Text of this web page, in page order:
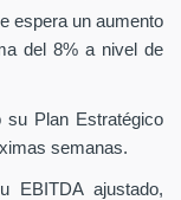
espera un aumento
del 8% a nivel de
su Plan Estratégico
semanas.
EBITDA ajustado,